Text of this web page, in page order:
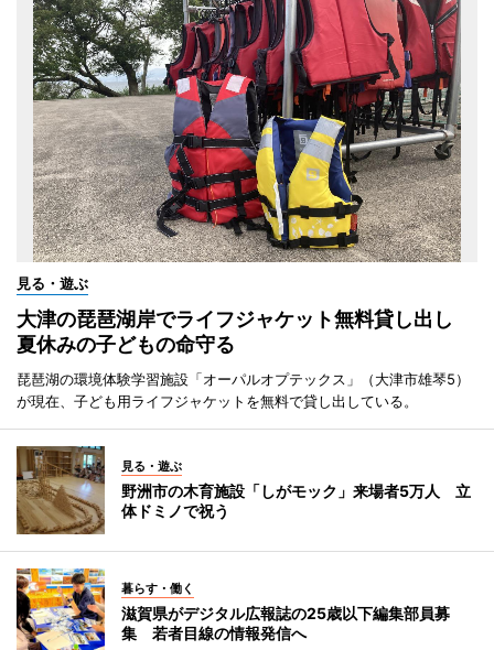
見る・遊ぶ
大津の琵琶湖岸でライフジャケット無料貸し出し
夏休みの子どもの命守る
琵琶湖の環境体験学習施設「オーパルオプテックス」（大津市雄琴5）
が現在、子ども用ライフジャケットを無料で貸し出している。
見る・遊ぶ
野洲市の木育施設「しがモック」来場者5万人 立
体ドミノで祝う
暮らす・働く
滋賀県がデジタル広報誌の25歳以下編集部員募
集 若者目線の情報発信へ